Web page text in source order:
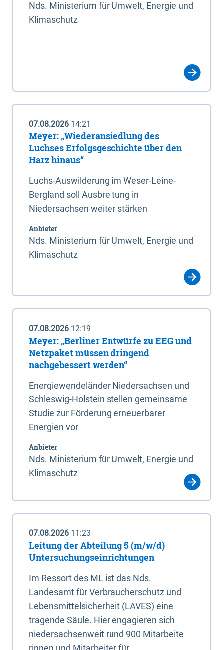
Nds. Ministerium für Umwelt, Energie und
Klimaschutz
07.08.2026 14:21
Meyer: „Wiederansiedlung des
Luchses Erfolgsgeschichte über den
Harz hinaus“
Luchs-Auswilderung im Weser-Leine-
Bergland soll Ausbreitung in
Niedersachsen weiter stärken
Anbieter
Nds. Ministerium für Umwelt, Energie und
Klimaschutz
07.08.2026 12:19
Meyer: „Berliner Entwürfe zu EEG und
Netzpaket müssen dringend
nachgebessert werden“
Energiewendeländer Niedersachsen und
Schleswig-Holstein stellen gemeinsame
Studie zur Förderung erneuerbarer
Energien vor
Anbieter
Nds. Ministerium für Umwelt, Energie und
Klimaschutz
07.08.2026 11:23
Leitung der Abteilung 5 (m/w/d)
Untersuchungseinrichtungen
Im Ressort des ML ist das Nds.
Landesamt für Verbraucherschutz und
Lebensmittelsicherheit (LAVES) eine
tragende Säule. Hier engagieren sich
niedersachsenweit rund 900 Mitarbeite